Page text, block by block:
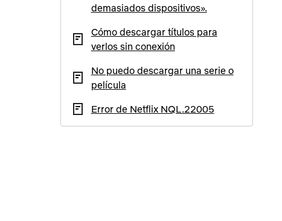
demasiados dispositivos».
Cómo descargar títulos para
verlos sin conexión
No puedo descargar una serie o
película
Error de Netflix NQL.22005